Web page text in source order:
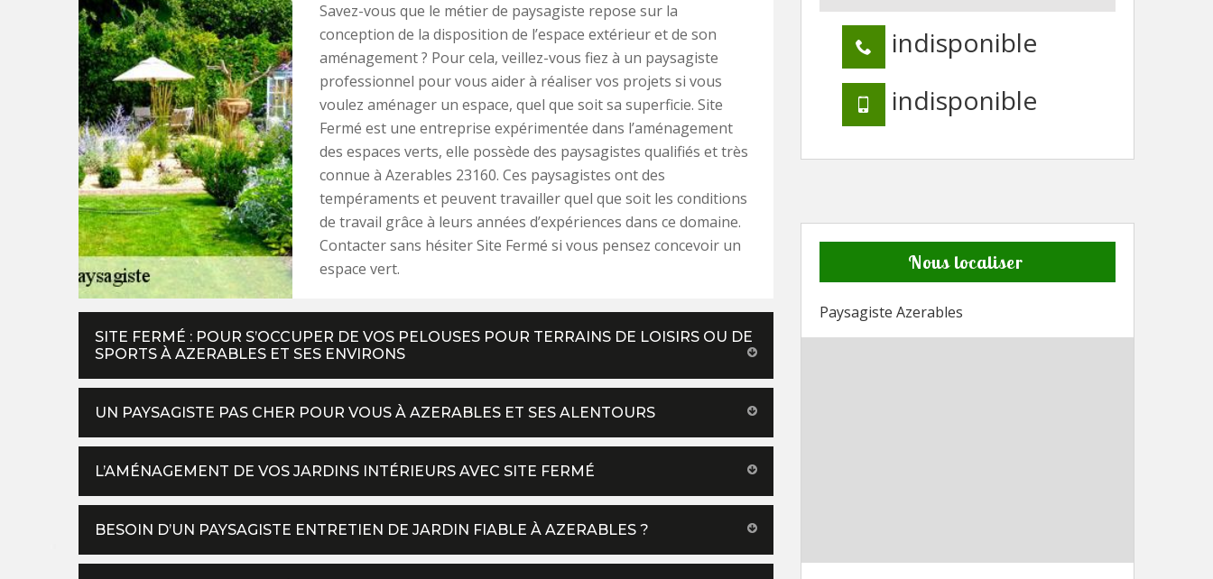
Savez-vous que le métier de paysagiste repose sur la
conception de la disposition de l’espace extérieur et de son
aménagement ? Pour cela, veillez-vous fiez à un paysagiste
professionnel pour vous aider à réaliser vos projets si vous
voulez aménager un espace, quel que soit sa superficie. Site
Fermé est une entreprise expérimentée dans l’aménagement
des espaces verts, elle possède des paysagistes qualifiés et très
connue à Azerables 23160. Ces paysagistes ont des
tempéraments et peuvent travailler quel que soit les conditions
de travail grâce à leurs années d’expériences dans ce domaine.
Contacter sans hésiter Site Fermé si vous pensez concevoir un
espace vert.
SITE FERMÉ : POUR S’OCCUPER DE VOS PELOUSES POUR TERRAINS DE LOISIRS OU DE
SPORTS À AZERABLES ET SES ENVIRONS
UN PAYSAGISTE PAS CHER POUR VOUS À AZERABLES ET SES ALENTOURS
L’AMÉNAGEMENT DE VOS JARDINS INTÉRIEURS AVEC SITE FERMÉ
BESOIN D’UN PAYSAGISTE ENTRETIEN DE JARDIN FIABLE À AZERABLES ?
indisponible
indisponible
Nous localiser
Paysagiste Azerables